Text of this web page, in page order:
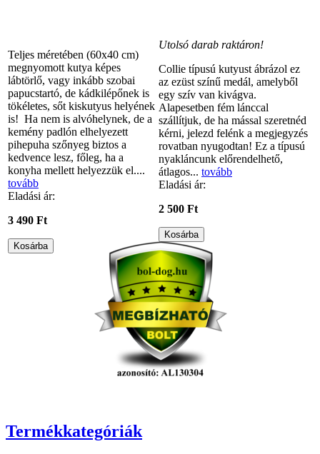
Teljes méretében (60x40 cm)
megnyomott kutya képes
lábtörlő, vagy inkább szobai
papucstartó, de kádkilépőnek is
tökéletes, sőt kiskutyus helyének
is! Ha nem is alvóhelynek, de a
kemény padlón elhelyezett
pihepuha szőnyeg biztos a
kedvence lesz, főleg, ha a
konyha mellett helyezzük el....
tovább
Eladási ár:
3 490 Ft
Utolsó darab raktáron!
Collie típusú kutyust ábrázol ez
az ezüst színű medál, amelyből
egy szív van kivágva.
Alapesetben fém lánccal
szállítjuk, de ha mással szeretnéd
kérni, jelezd felénk a megjegyzés
rovatban nyugodtan! Ez a típusú
nyakláncunk előrendelhető,
átlagos... tovább
Eladási ár:
2 500 Ft
Termékkategóriák